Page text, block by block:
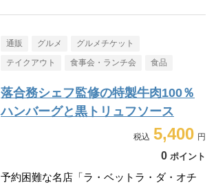
通販 グルメ グルメチケット
テイクアウト 食事会・ランチ会 食品
落合務シェフ監修の特製牛肉100％
ハンバーグと黒トリュフソース
5,400
0 ポイント
予約困難な名店「ラ・ベットラ・ダ・オチ